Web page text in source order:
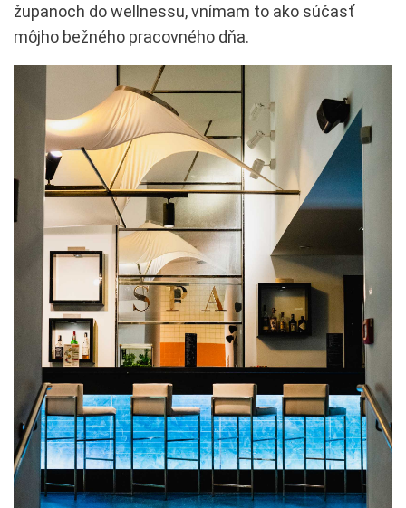
županoch do wellnessu, vnímam to ako súčasť
môjho bežného pracovného dňa.